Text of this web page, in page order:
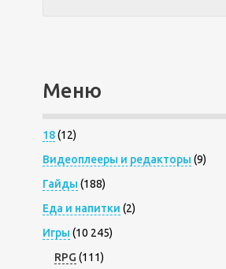
Меню
18(12)
Видеоплееры и редакторы (9)
Гайды (188)
Еда и напитки (2)
Игры (10 245)
RPG (111)